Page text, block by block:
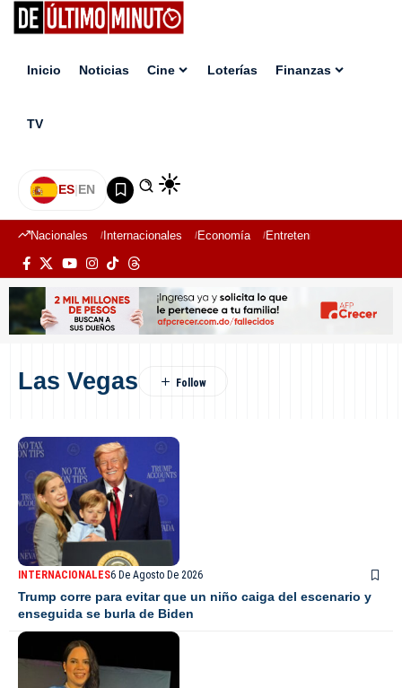
Inicio Noticias Cine Loterías Finanzas
TV
ES|EN
Nacionales Internacionales Economía Entretenimiento
Las Vegas
INTERNACIONALES6 De Agosto De 2026
Trump corre para evitar que un niño caiga del escenario y
enseguida se burla de Biden